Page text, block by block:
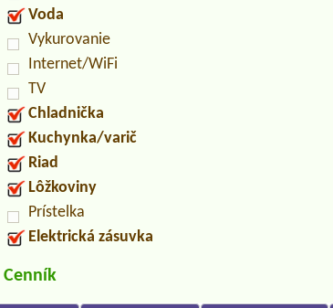
Voda
Vykurovanie
Internet/WiFi
TV
Chladnička
Kuchynka/varič
Riad
Lôžkoviny
Prístelka
Elektrická zásuvka
Cenník